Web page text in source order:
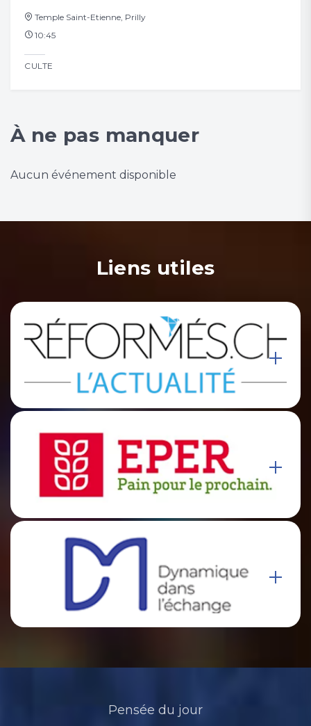
Temple Saint-Etienne, Prilly
10:45
CULTE
À ne pas manquer
Aucun événement disponible
Liens utiles
Pensée du jour